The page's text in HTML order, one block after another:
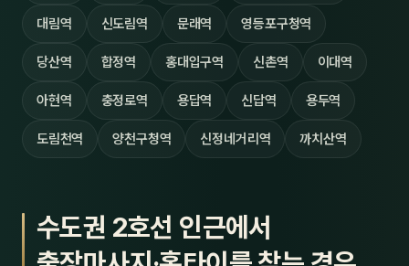
대림역 신도림역 문래역 영등포구청역
당산역 합정역 홍대입구역 신촌역 이대역
아현역 충정로역 용답역 신답역 용두역
도림천역 양천구청역 신정네거리역 까치산역
수도권 2호선 인근에서